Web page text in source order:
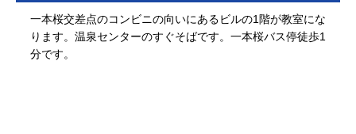
一本桜交差点のコンビニの向いにあるビルの1階が教室にな
ります。温泉センターのすぐそばです。一本桜バス停徒歩1
分です。